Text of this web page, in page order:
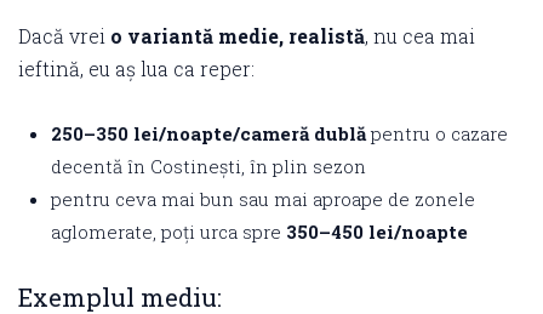
Dacă vrei o variantă medie, realistă, nu cea mai
ieftină, eu aș lua ca reper:
250–350 lei/noapte/cameră dublăpentru o cazare
decentă în Costinești, în plin sezon
pentru ceva mai bun sau mai aproape de zonele
aglomerate, poți urca spre 350–450 lei/noapte
Exemplul mediu: